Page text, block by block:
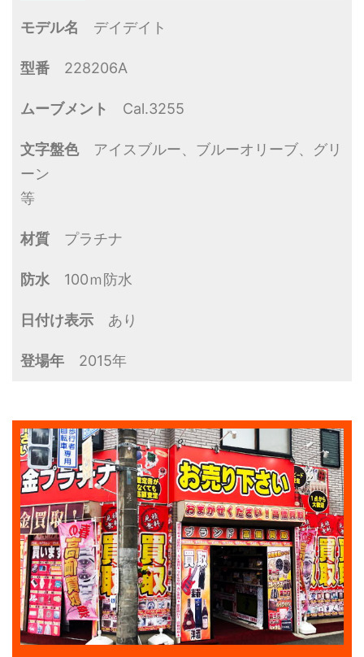
モデル名 デイデイト
型番 228206A
ムーブメント Cal.3255
文字盤色アイスブルー、ブルーオリーブ、グリ
ーン
等
材質 プラチナ
防水 100ｍ防水
日付け表示 あり
登場年 2015年